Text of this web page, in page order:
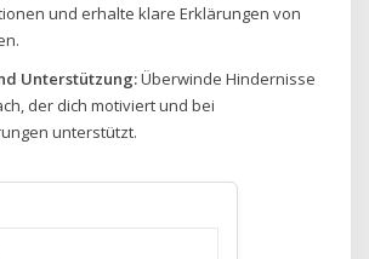
und erhalte klare Erklärungen von
Unterstützung:Überwinde Hindernisse
der dich motiviert und bei
unterstützt.